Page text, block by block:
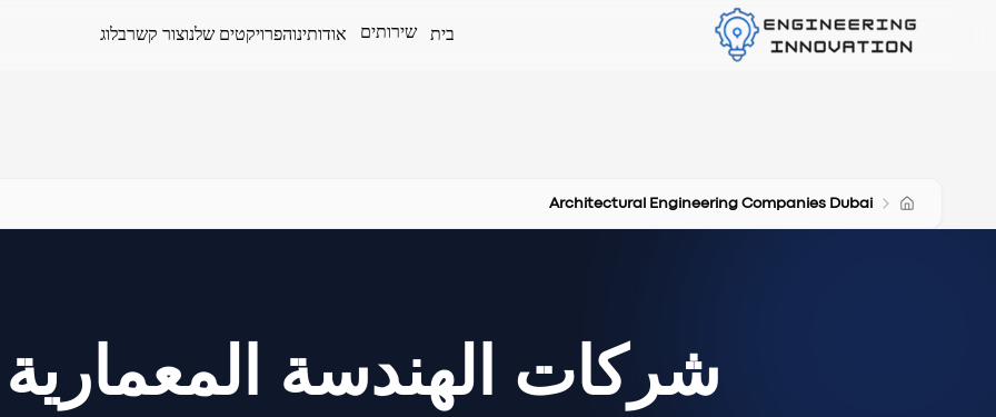
בית שירותים אודותינוהפרויקטים שלנוצור קשרבלוג
Architectural Engineering Companies Dubai
شركات الهندسة